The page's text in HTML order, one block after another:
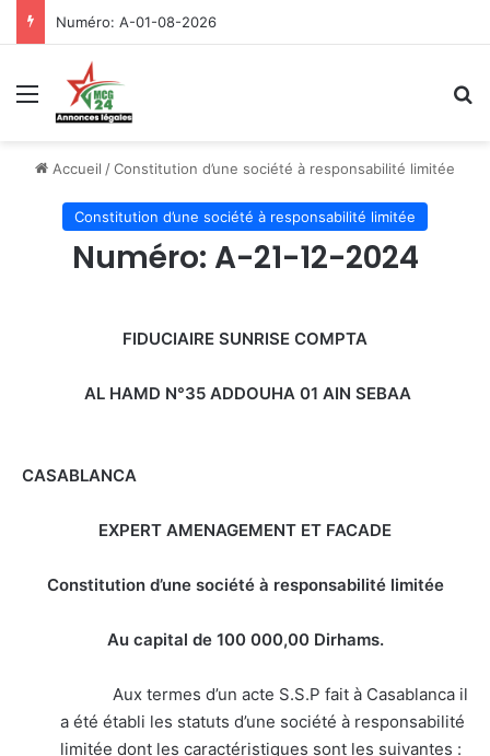
Numéro: A-01-08-2026
Menu
Accueil /Constitution d’une société à responsabilité limitée
Constitution d’une société à responsabilité limitée
Numéro: A-21-12-2024
FIDUCIAIRE SUNRISE COMPTA
AL HAMD N°35 ADDOUHA 01 AIN SEBAA
CASABLANCA
EXPERT AMENAGEMENT ET FACADE
Constitution d’une société à responsabilité limitée
Au capital de 100 000,00 Dirhams.
Aux termes d’un acte S.S.P fait à Casablanca il
a été établi les statuts d’une société à responsabilité
limitée dont les caractéristiques sont les suivantes :